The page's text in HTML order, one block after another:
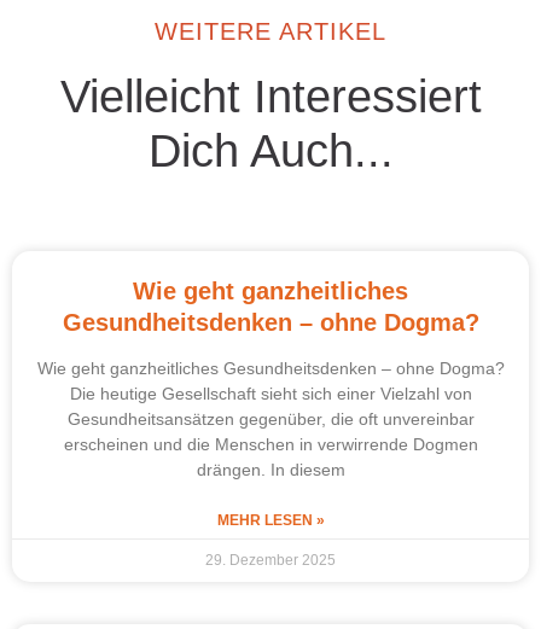
WEITERE ARTIKEL
Vielleicht Interessiert
Dich Auch...
Wie geht ganzheitliches
Gesundheitsdenken – ohne Dogma?
Wie geht ganzheitliches Gesundheitsdenken – ohne Dogma?
Die heutige Gesellschaft sieht sich einer Vielzahl von
Gesundheitsansätzen gegenüber, die oft unvereinbar
erscheinen und die Menschen in verwirrende Dogmen
drängen. In diesem
MEHR LESEN »
29. Dezember 2025